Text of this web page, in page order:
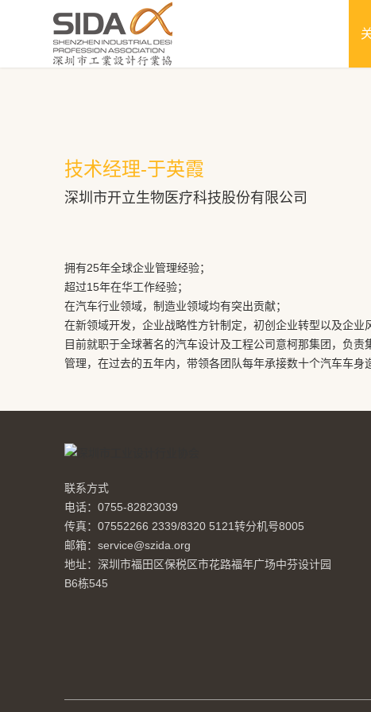
技术经理-于英霞
深圳市开立生物医疗科技股份有限公司
拥有25年全球企业管理经验；
超过15年在华工作经验；
在汽车行业领域，制造业领域均有突出贡献；
在新领域开发，企业战略性方针制定，初创企业转型以及企业
目前就职于全球著名的汽车设计及工程公司意柯那集团，负
管理，在过去的五年内，带领各团队每年承接数十个汽车车身
联系方式
电话：0755-82823039
传真：07552266 2339/8320 5121转分机号8005
邮箱：service@szida.org
地址：深圳市福田区保税区市花路福年广场中芬设计园
B6栋545